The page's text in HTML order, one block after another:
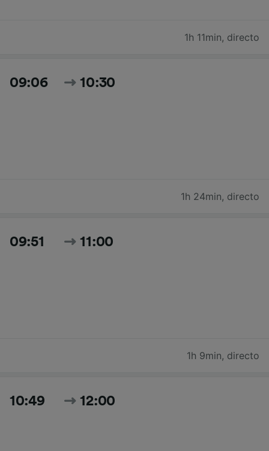
1h 11min, directo
09:06 10:30
1h 24min, directo
09:51 11:00
1h 9min, directo
10:49 12:00